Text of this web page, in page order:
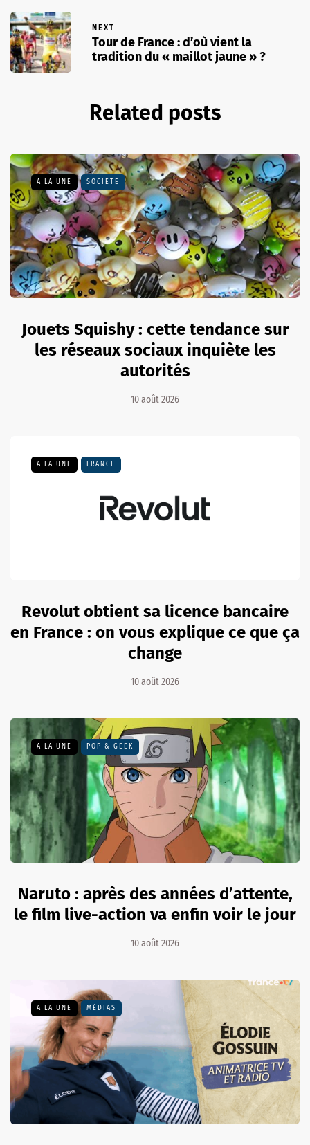
NEXT
Tour de France : d’où vient la
tradition du « maillot jaune » ?
Related posts
A LA UNE SOCIÉTÉ
Jouets Squishy : cette tendance sur
les réseaux sociaux inquiète les
autorités
10 août 2026
A LA UNE FRANCE
Revolut obtient sa licence bancaire
en France : on vous explique ce que ça
change
10 août 2026
A LA UNE POP & GEEK
Naruto : après des années d’attente,
le film live-action va enfin voir le jour
10 août 2026
A LA UNE MÉDIAS